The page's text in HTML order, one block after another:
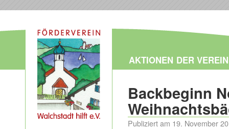
AKTIONEN DER VEREIN
Backbeginn
Publiziert am 19. November